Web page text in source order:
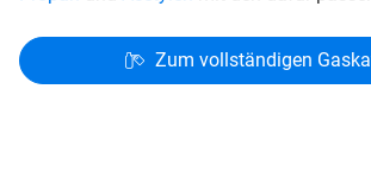
Zum vollständigen